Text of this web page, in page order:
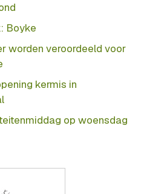
Boyke
worden veroordeeld voor
kermis in
op woensdag